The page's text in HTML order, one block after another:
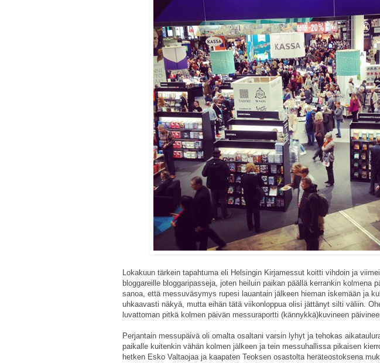
Lokakuun tärkein tapahtuma eli Helsingin Kirjamessut koitti vihdoin ja
bloggareille bloggaripasseja, joten heiluin paikan päällä kerrankin kolmena
sanoa, että messuväsymys rupesi lauantain jälkeen hieman iskemään ja
uhkaavasti näkyä, mutta eihän tätä viikonloppua olisi jättänyt silti väliin.
luvattoman pitkä kolmen päivän messuraportti (kännykkä)kuvineen
Perjantain messupäivä oli omalta osaltani varsin lyhyt ja tehokas
paikalle kuitenkin vähän kolmen jälkeen ja tein messuhallissa pikaisen
hetken Esko Valtaojaa ja kaapaten Teoksen osastolta heräteostoksena